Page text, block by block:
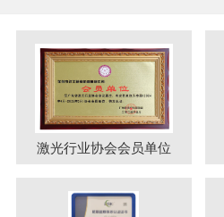
激光行业协会会员单位